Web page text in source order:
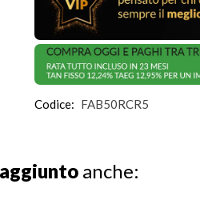
Codice: FAB50RCR5
anche: